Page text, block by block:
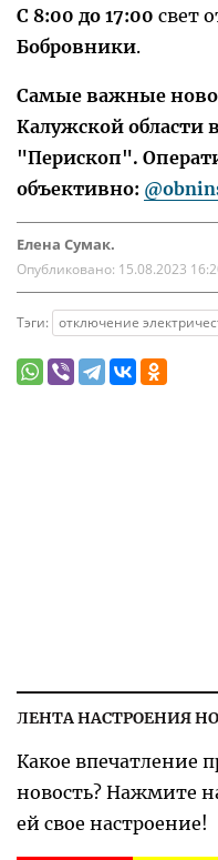
С 8:00 до 17:00 свет
Бобровники.
Самые важные
Калужской области
"Перископ".
объективно:
Елена Сумак.
Опубликовано: 15.08.2023
Тэги: отключение
ЛЕНТА НАСТРОЕНИЯ
Какое впечатление
новость? Нажмите
ей свое настроение!